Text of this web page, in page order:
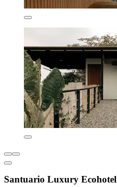
Santuario Luxury Ecohotel